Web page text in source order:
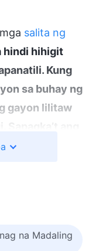
salita ng
hindi hihigit
Kung
sa buhay ng
gayon lilitaw
sa kanilang
maalab, o
na Madaling